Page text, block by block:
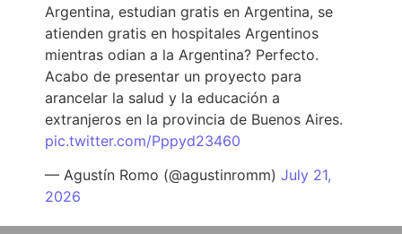
Argentina, estudian gratis en Argentina, se
atienden gratis en hospitales Argentinos
mientras odian a la Argentina? Perfecto.
Acabo de presentar un proyecto para
arancelar la salud y la educación a
extranjeros en la provincia de Buenos Aires.
pic.twitter.com/Pppyd23460
— Agustín Romo (@agustinromm) July 21,
2026